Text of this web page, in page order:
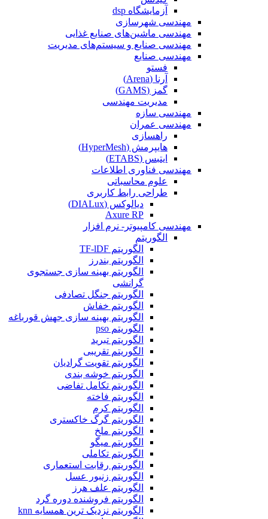
آزمایشگاه dsp
مهندسی شهرسازی
مهندسی ماشین‌های صنایع غذایی
مهندسی صنایع و سیستم‌های مدیریت
مهندسی صنایع
فستو
آرنا (Arena)
گمز (GAMS)
مدیریت مهندسی
مهندسی سازه
مهندسی عمران‌
راهسازی
هایپرمش (HyperMesh)
ایتبس (ETABS)
مهندسی فناوری اطلاعات
علوم محاسباتی
طراحی رابط کاربری
دیالوکس (DIALux)
Axure RP
مهندسی کامپیوتر- نرم افزار
الگوریتم
الگوریتم TF-lDF
الگوریتم بندرز
الگوریتم بهینه سازی جستجوی
گرانشی
الگوریتم جنگل تصادفی
الگوریتم خفاش
الگوریتم بهینه سازی جهش قورباغه
الگوریتم pso
الگوریتم تبرید
الگوریتم تقریبی
الگوریتم تقویت گرادیان
الگوریتم خوشه بندی
الگوریتم تکامل تفاضی
الگوریتم فاخته
الگوریتم کرم
الگوریتم گرگ خاکستری
الگوریتم ملخ
الگوریتم میگو
الگوریتم تکاملی
الگوریتم رقابت استعماری
الگوریتم زنبور عسل
الگوریتم علف هرز
الگوریتم فروشنده دوره گرد
الگوریتم نزدیک ترین همسایه knn